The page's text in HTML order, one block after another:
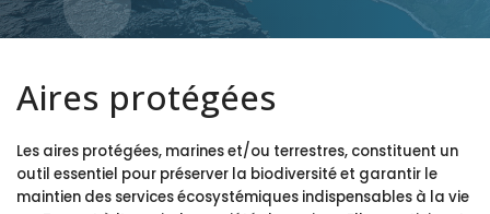
Aires protégées
Les aires protégées, marines et/ou terrestres, constituent un
outil essentiel pour préserver la biodiversité et garantir le
maintien des services écosystémiques indispensables à la vie